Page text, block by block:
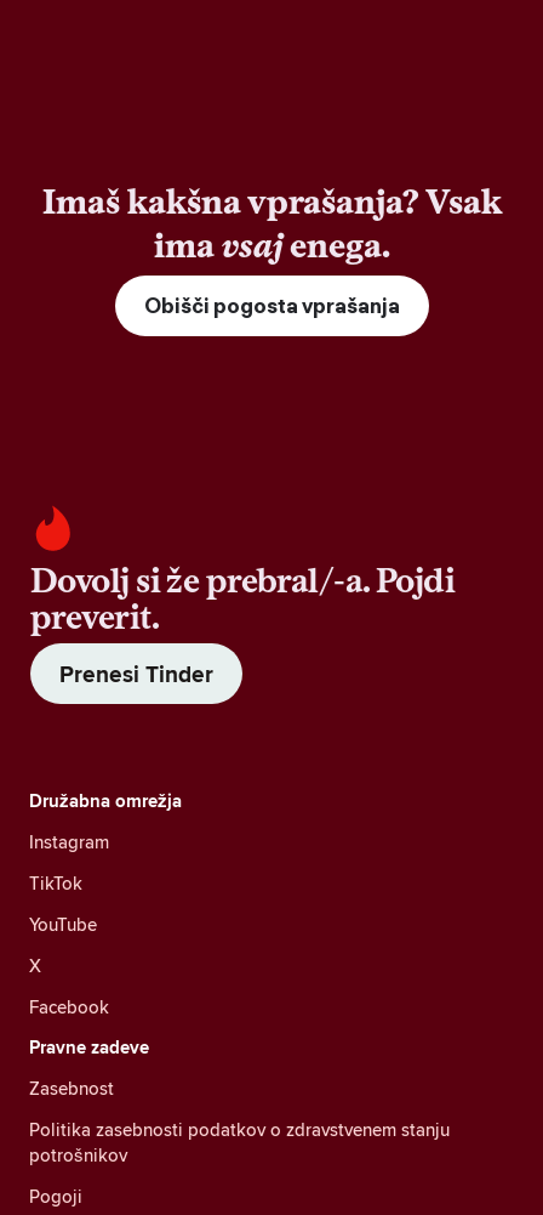
Imaš kakšna vprašanja? Vsak
imavsajenega.
Obišči pogosta vprašanja
Dovolj si že prebral/-a. Pojdi
preverit.
Prenesi Tinder
Družabna omrežja
Instagram
TikTok
YouTube
X
Facebook
Pravne zadeve
Zasebnost
Politika zasebnosti podatkov o zdravstvenem stanju
potrošnikov
Pogoji